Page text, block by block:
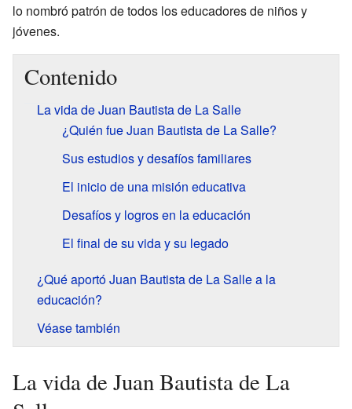
lo nombró patrón de todos los educadores de niños y
jóvenes.
Contenido
La vida de Juan Bautista de La Salle
¿Quién fue Juan Bautista de La Salle?
Sus estudios y desafíos familiares
El inicio de una misión educativa
Desafíos y logros en la educación
El final de su vida y su legado
¿Qué aportó Juan Bautista de La Salle a la
educación?
Véase también
La vida de Juan Bautista de La